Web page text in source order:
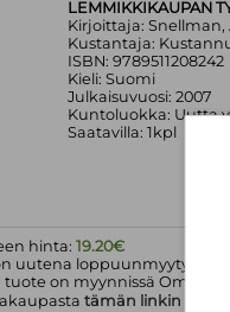
LEMMIKKIKAUPAN
Kirjoittaja: Snellman,
Kustantaja:
ISBN: 9789511208242
Kieli: Suomi
Julkaisuvuosi: 2007
Kuntoluokka: Uutta
Saatavilla: 1kpl
hinta: 19.20€
uutena loppuunmyyty.
tuote on myynnissä
tämän linkin